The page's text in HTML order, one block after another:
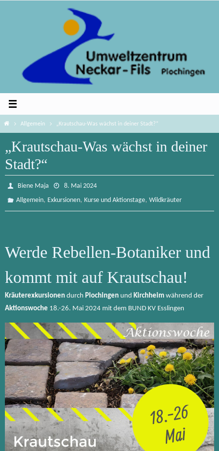
HomeAllgemein „Krautschau-Was wächst in deiner Stadt?“
„Krautschau-Was wächst in deiner
Stadt?“
Biene Maja
8. Mai 2024
Allgemein, Exkursionen,Kurse und Aktionstage,Wildkräuter
Werde Rebellen-Botaniker und
kommt mit auf Krautschau!
Kräuterexkursionen durch Plochingen und Kirchheim während der
Aktionswoche 18.-26. Mai 2024 mit dem BUND KV Esslingen